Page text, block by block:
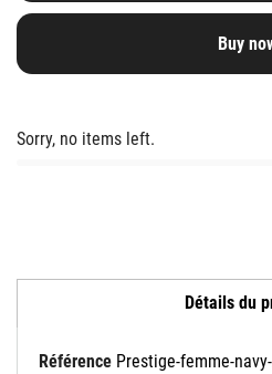
Buy
Sorry, no items left.
Détails du
Référence Prestige-femme-